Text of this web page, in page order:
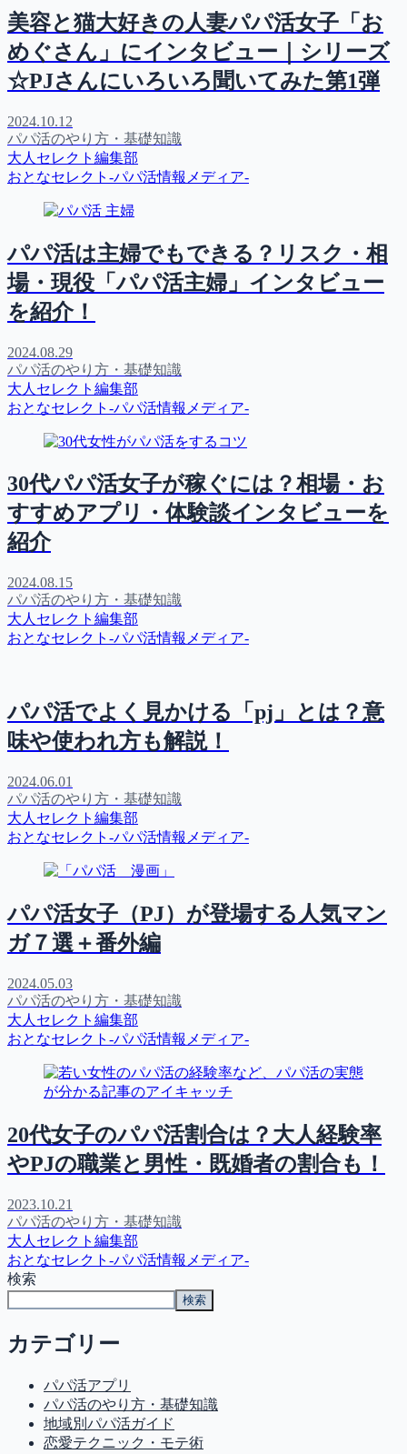
美容と猫大好きの人妻パパ活女子「お
めぐさん」にインタビュー｜シリーズ
☆PJさんにいろいろ聞いてみた第1弾
2024.10.12
パパ活のやり方・基礎知識
大人セレクト編集部
おとなセレクト-パパ活情報メディア-
パパ活は主婦でもできる？リスク・相
場・現役「パパ活主婦」インタビュー
を紹介！
2024.08.29
パパ活のやり方・基礎知識
大人セレクト編集部
おとなセレクト-パパ活情報メディア-
30代パパ活女子が稼ぐには？相場・お
すすめアプリ・体験談インタビューを
紹介
2024.08.15
パパ活のやり方・基礎知識
大人セレクト編集部
おとなセレクト-パパ活情報メディア-
パパ活でよく見かける「pj」とは？意
味や使われ方も解説！
2024.06.01
パパ活のやり方・基礎知識
大人セレクト編集部
おとなセレクト-パパ活情報メディア-
パパ活女子（PJ）が登場する人気マン
ガ７選＋番外編
2024.05.03
パパ活のやり方・基礎知識
大人セレクト編集部
おとなセレクト-パパ活情報メディア-
20代女子のパパ活割合は？大人経験率
やPJの職業と男性・既婚者の割合も！
2023.10.21
パパ活のやり方・基礎知識
大人セレクト編集部
おとなセレクト-パパ活情報メディア-
検索
検索
カテゴリー
パパ活アプリ
パパ活のやり方・基礎知識
地域別パパ活ガイド
恋愛テクニック・モテ術